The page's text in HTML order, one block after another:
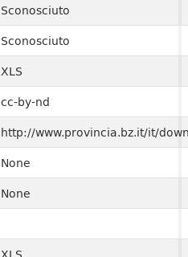
Sconosciuto
Sconosciuto
XLS
cc-by-nd
http://www.provincia.bz.it/it/
None
None